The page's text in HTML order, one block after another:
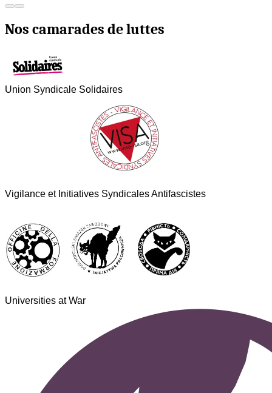
Nos camarades de luttes
Union Syndicale Solidaires
Vigilance et Initiatives Syndicales Antifascistes
Universities at War